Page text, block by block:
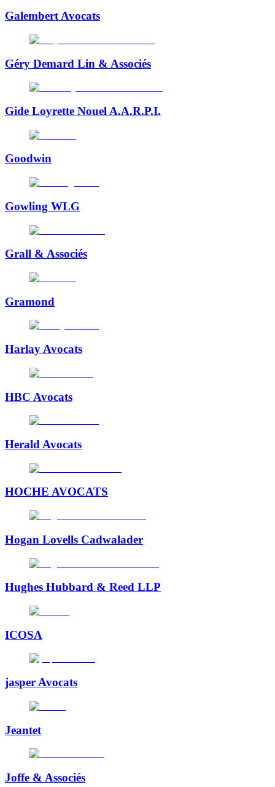
Galembert Avocats
Géry Demard Lin & Associés
Gide Loyrette Nouel A.A.R.P.I.
Goodwin
Gowling WLG
Grall & Associés
Gramond
Harlay Avocats
HBC Avocats
Herald Avocats
HOCHE AVOCATS
Hogan Lovells Cadwalader
Hughes Hubbard & Reed LLP
ICOSA
jasper Avocats
Jeantet
Joffe & Associés